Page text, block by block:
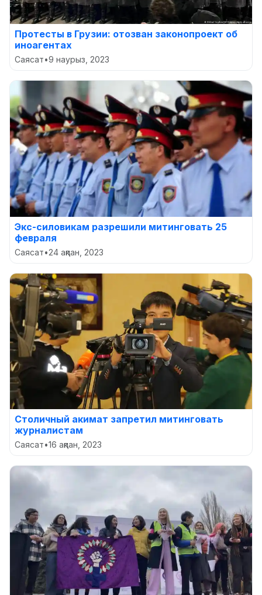
Протесты в Грузии: отозван законопроект об
иноагентах
Саясат•9 наурыз, 2023
Экс-силовикам разрешили митинговать 25
февраля
Саясат•24 ақпан, 2023
Столичный акимат запретил митинговать
журналистам
Саясат•16 ақпан, 2023